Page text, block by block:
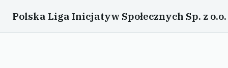
Polska Liga Inicjatyw Społecznych Sp. z o.o.